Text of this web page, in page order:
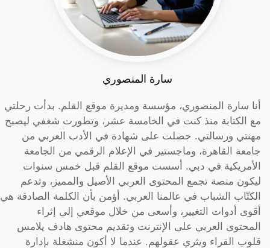
سارة المنصوري
أنا سارة المنصوري، مؤسسة ومديرة موقع القلم. بدأت رحلتي
مع الكتابة منذ كنت في الخامسة عشر، وتطورت شغفي ليصبح
مهنتي ورسالتي. حصلت على شهادة في الأدب العربي من
جامعة القاهرة، وماجستير في الإعلام الرقمي من الجامعة
الأمريكية في دبي. أسست موقع القلم قبل خمس سنوات
ليكون منصة تجمع المحتوى العربي الأصيل والمميز، وتدعم
الكتّاب الشباب في عالمنا العربي. أؤمن بأن الكلمة الصادقة هي
أقوى أدوات التغيير، وأسعى من خلال موقعي إلى إثراء
المحتوى العربي على الإنترنت وتقديم محتوى هادف يلامس
قلوب القراء ويثري عقولهم. عندما لا أكون منشغلة بإدارة